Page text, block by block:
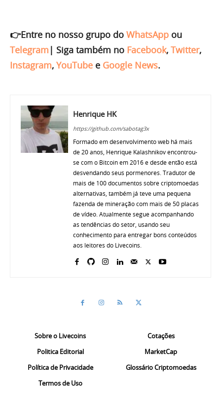
👉Entre no nosso grupo do WhatsApp ou
Telegram | Siga também no Facebook, Twitter,
Instagram, YouTube e Google News.
Henrique HK
https://github.com/sabotag3x
Formado em desenvolvimento web há mais
de 20 anos, Henrique Kalashnikov encontrou-
se com o Bitcoin em 2016 e desde então está
desvendando seus pormenores. Tradutor de
mais de 100 documentos sobre criptomoedas
alternativas, também já teve uma pequena
fazenda de mineração com mais de 50 placas
de vídeo. Atualmente segue acompanhando
as tendências do setor, usando seu
conhecimento para entregar bons conteúdos
aos leitores do Livecoins.
Sobre o Livecoins
Politica Editorial
Política de Privacidade
Termos de Uso
Cotações
MarketCap
Glossário Criptomoedas